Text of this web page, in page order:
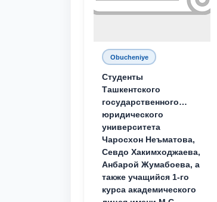
Obucheniye
Студенты
Ташкентского
государственного
юридического
университета
Чаросхон Неъматова,
Севдо Хакимходжаева,
Анбарой Жумабоева, а
также учащийся 1-го
курса академического